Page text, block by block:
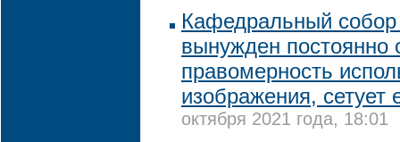
Кафедральный собор
вынужден постоянно
правомерность
изображения, сетует
октября 2021 года, 18:01